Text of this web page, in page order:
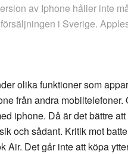
av Iphone håller inte
i Sverige.
olika funktioner som
från andra
iphone. Då är det bättre
och sådant. Kritik mot
Air. Det går inte att köpa